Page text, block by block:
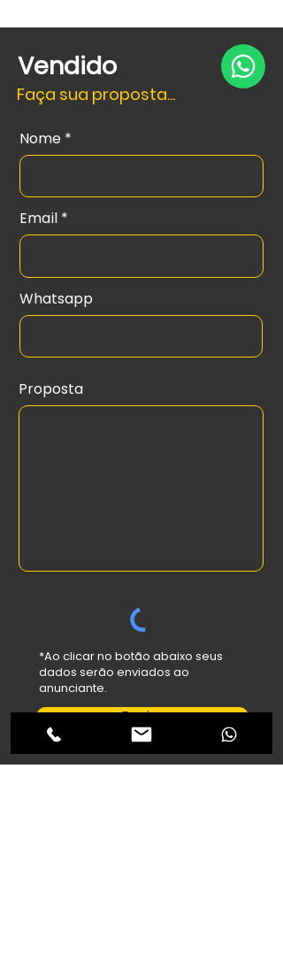
Vendido
Faça sua proposta...
Nome
Email
Whatsapp
Proposta
*Ao clicar no botão abaixo seus
dados serão enviados ao
anunciante.
Enviar